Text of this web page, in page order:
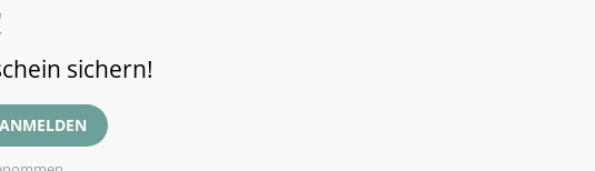
sichern!
ANMELDEN